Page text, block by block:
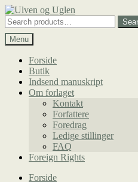
Spring
til
navigation
Spring
til
indhold
Search
for:
Menu
Forside
Butik
Indsend manuskript
Om forlaget
Kontakt
Forfattere
Foredrag
Ledige stillinger
FAQ
Foreign Rights
Forside